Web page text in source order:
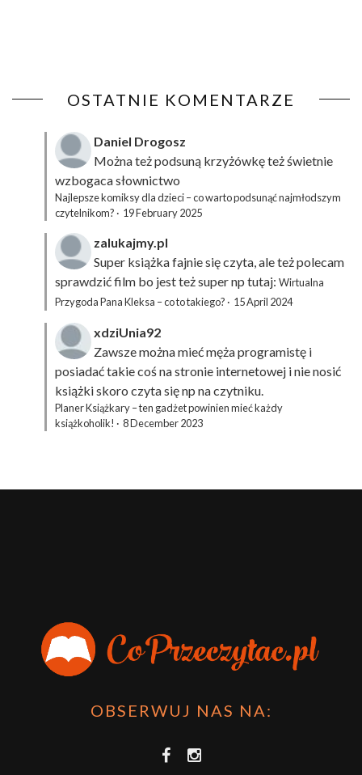
OSTATNIE KOMENTARZE
Daniel Drogosz
Można też podsuną krzyżówkęteż świetnie
wzbogaca słownictwo
Najlepsze komiksy dla dzieci – co warto podsunąć najmłodszym
czytelnikom? · 19 February 2025
zalukajmy.pl
Super książka fajnie się czyta, ale też polecam
sprawdzić film bo jest też super np tutaj: Wirtualna
Przygoda Pana Kleksa – co to takiego? · 15 April 2024
xdziUnia92
Zawsze można mieć męża programistę i
posiadać takie coś na stronie internetowej i nie nosić
książki skoro czyta się np na czytniku.
Planer Książkary – ten gadżet powinien mieć każdy
książkoholik! · 8 December 2023
OBSERWUJ NAS NA: